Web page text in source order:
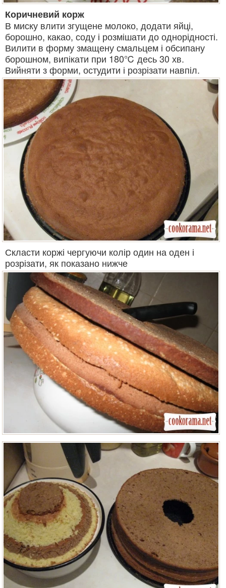
Коричневий корж
В миску влити згущене молоко, додати яйці,
борошно, какао, соду і розмішати до однорідності.
Вилити в форму змащену смальцем і обсипану
борошном, випікати при 180℃ десь 30 хв.
Вийняти з форми, остудити і розрізати навпіл.
Скласти коржі чергуючи колір один на оден і
розрізати, як показано нижче